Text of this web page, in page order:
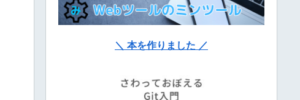
＼ 本を作りました ／